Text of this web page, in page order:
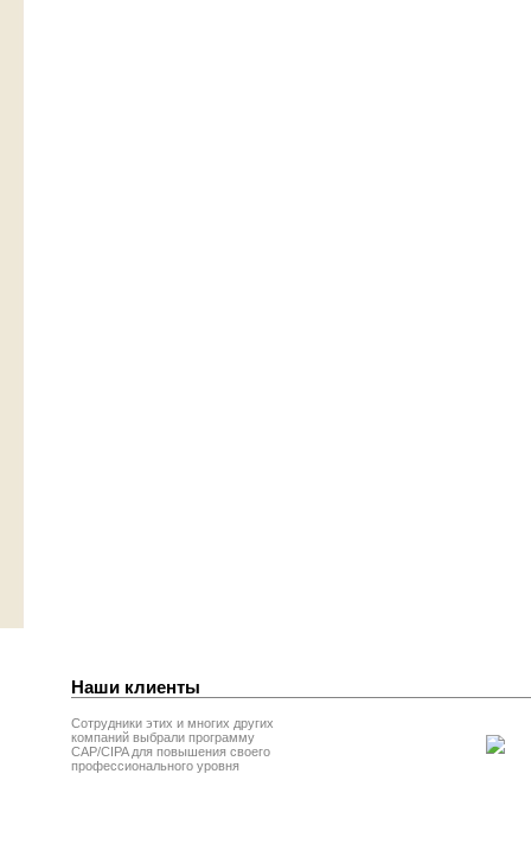
Наши клиенты
Сотрудники этих и многих других
компаний выбрали программу
CAP/CIPA для повышения своего
профессионального уровня